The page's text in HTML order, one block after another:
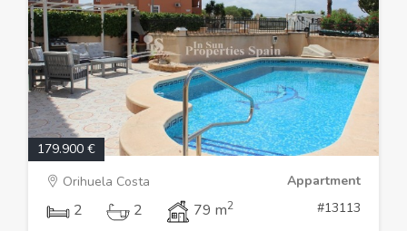
179.900 €
Orihuela Costa
Appartment
2 2 79 m2 #13113